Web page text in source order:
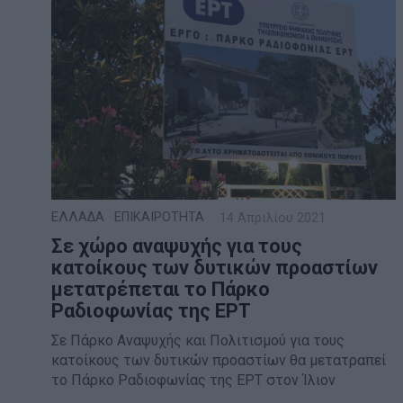
ΕΛΛΑΔΑ ΕΠΙΚΑΙΡΟΤΗΤΑ 14 Απριλίου 2021
Σε χώρο αναψυχής για τους
κατοίκους των δυτικών προαστίων
μετατρέπεται το Πάρκο
Ραδιοφωνίας της ΕΡΤ
Σε Πάρκο Αναψυχής και Πολιτισμού για τους
κατοίκους των δυτικών προαστίων θα μετατραπεί
το Πάρκο Ραδιοφωνίας της ΕΡΤ στον Ίλιον